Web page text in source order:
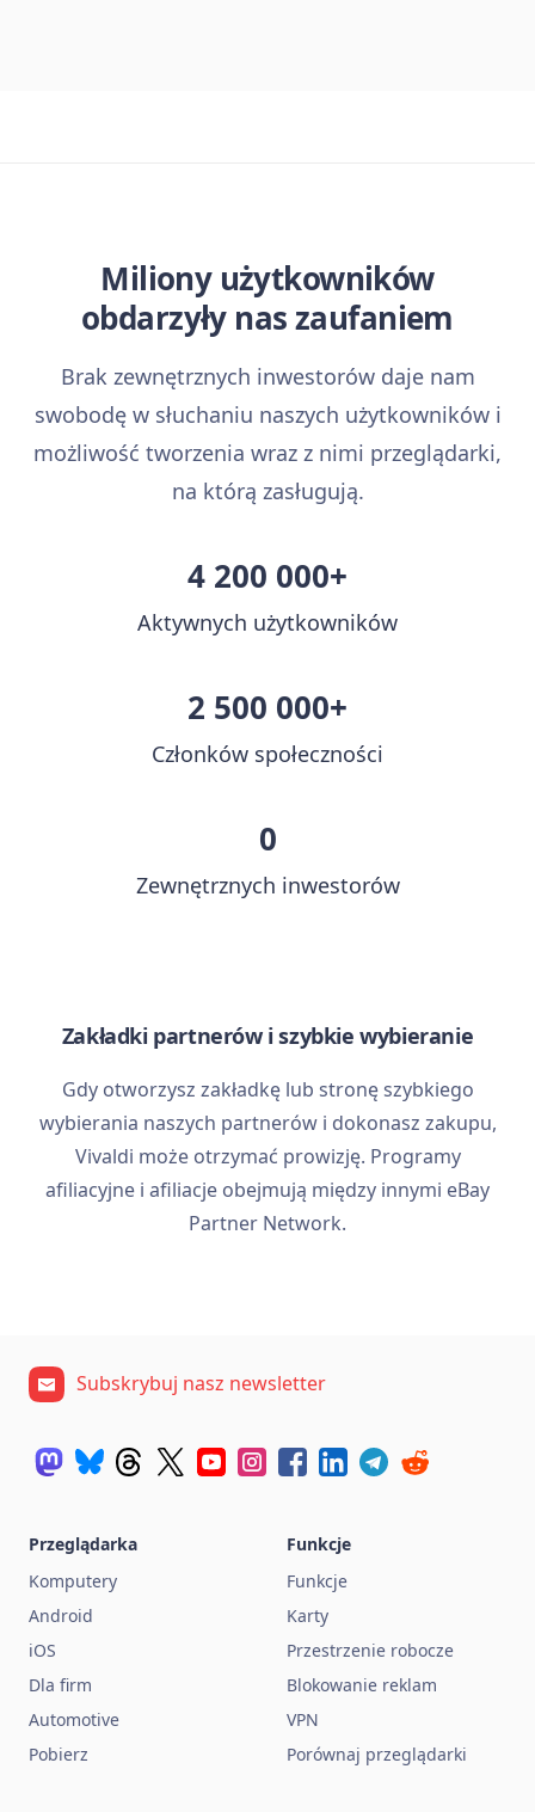
Miliony użytkowników
obdarzyły nas zaufaniem
Brak zewnętrznych inwestorów daje nam
swobodę w słuchaniu naszych użytkowników i
możliwość tworzenia wraz z nimi przeglądarki,
na którą zasługują.
4 200 000+
Aktywnych użytkowników
2 500 000+
Członków społeczności
0
Zewnętrznych inwestorów
Zakładki partnerów i szybkie wybieranie
Gdy otworzysz zakładkę lub stronę szybkiego
wybierania naszych partnerów i dokonasz zakupu,
Vivaldi może otrzymać prowizję. Programy
afiliacyjne i afiliacje obejmują między innymi eBay
Partner Network.
Subskrybuj nasz newsletter
Przeglądarka
Komputery
Android
iOS
Dla firm
Automotive
Pobierz
Funkcje
Funkcje
Karty
Przestrzenie robocze
Blokowanie reklam
VPN
Porównaj przeglądarki